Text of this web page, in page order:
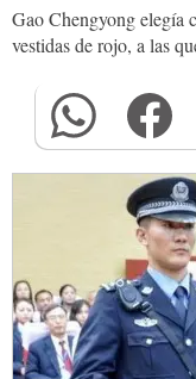
Gao Chengyong elegía
vestidas de rojo, a las